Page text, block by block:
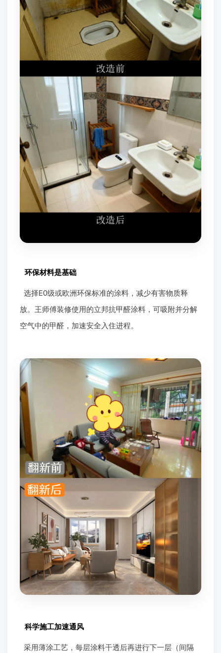
环保材料是基础
选择E0级或欧洲环保标准的涂料，减少有害物质释
放。王师傅装修使用的立邦抗甲醛涂料，可吸附并分解
空气中的甲醛，加速安全入住进程。
科学施工加速通风
采用薄涂工艺，每层涂料干透后再进行下一层（间隔